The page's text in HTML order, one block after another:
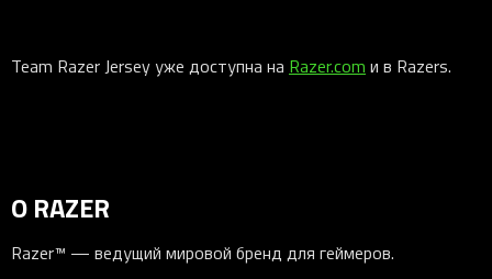
Team Razer Jersey уже доступна на Razer.com и в Razers.
О RAZER
Razer™ — ведущий мировой бренд для геймеров.